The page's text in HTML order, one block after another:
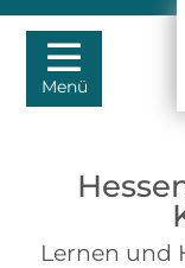
Menü
Lernen und